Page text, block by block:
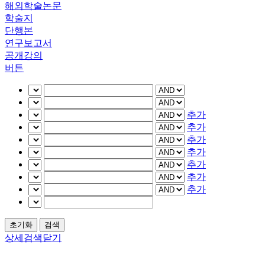
해외학술논문
학술지
단행본
연구보고서
공개강의
버튼
추가
추가
추가
추가
추가
추가
추가
상세검색닫기